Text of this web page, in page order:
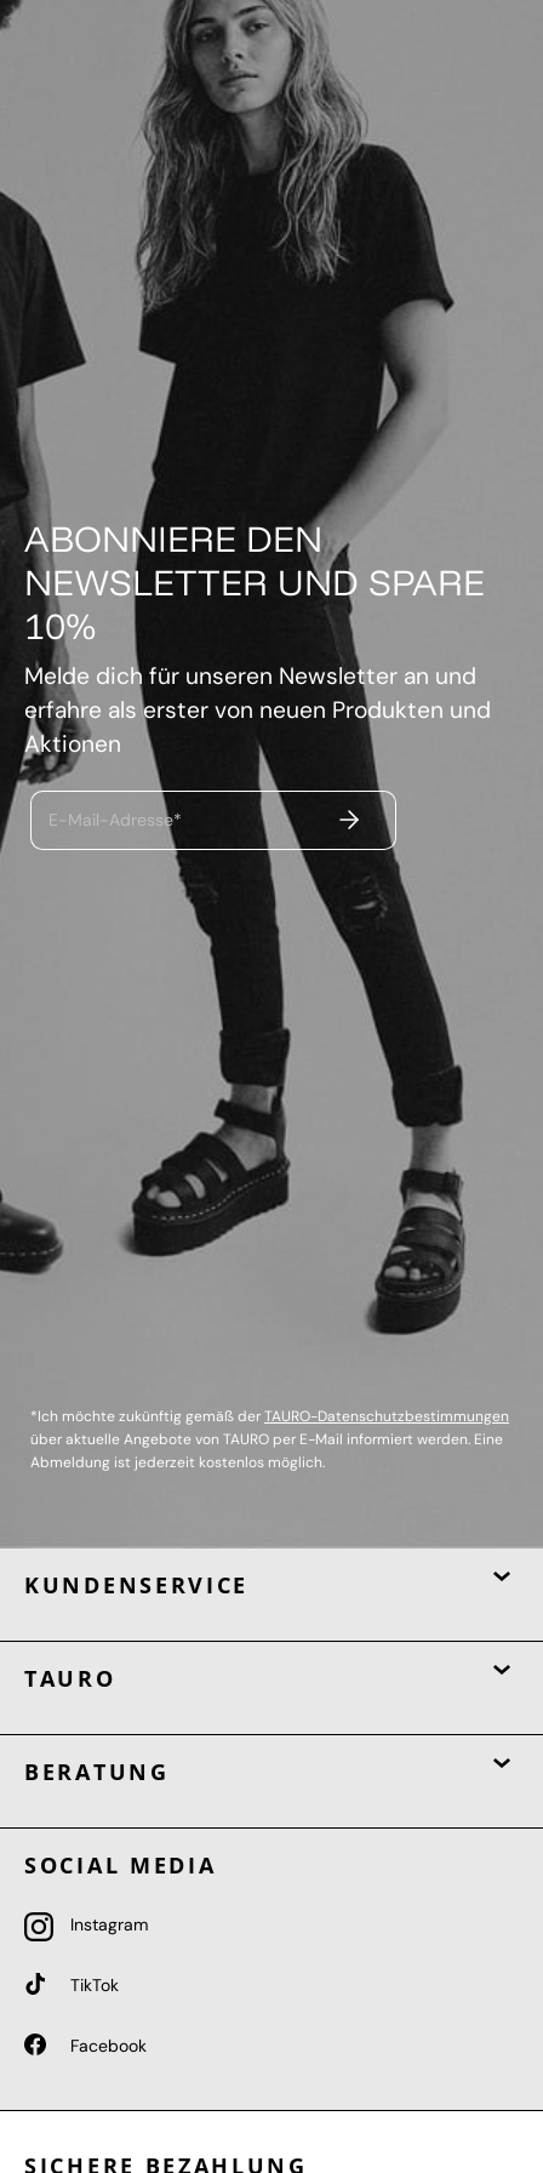
ABONNIERE DEN
NEWSLETTER UND SPARE
10%
Melde dich für unseren Newsletter an und
erfahre als erster von neuen Produkten und
Aktionen
E-Mail-Adresse* ABSENDEN
*Ich möchte zukünftig gemäß derTAURO-Datenschutzbestimmungen
über aktuelle Angebote von TAURO per E-Mail informiert werden. Eine
Abmeldung ist jederzeit kostenlos möglich.
KUNDENSERVICE
TAURO
BERATUNG
SOCIAL MEDIA
Instagram
TikTok
Facebook
SICHERE BEZAHLUNG